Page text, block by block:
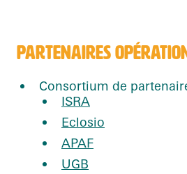
PARTENAIRES
Consortium de
ISRA
Eclosio
APAF
UGB